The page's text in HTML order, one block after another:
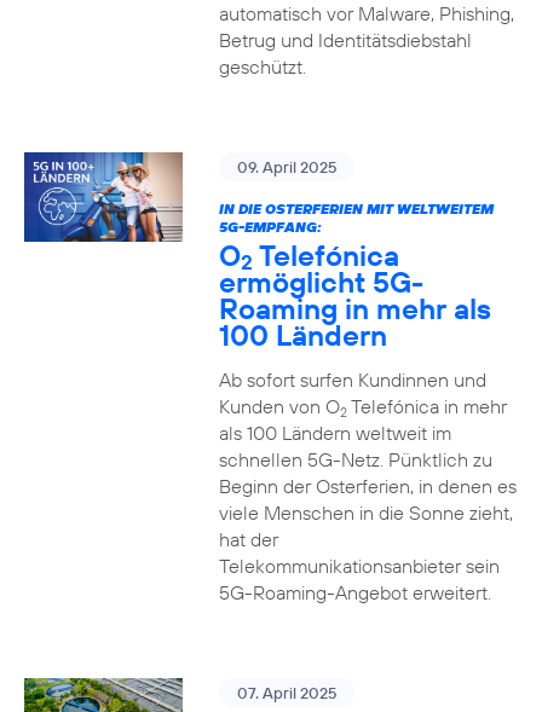
automatisch vor Malware, Phishing,
Betrug und Identitätsdiebstahl
geschützt.
09. April 2025
IN DIE OSTERFERIEN MIT WELTWEITEM
5G-EMPFANG:
O2 Telefónica
ermöglicht 5G-
Roaming in mehr als
100 Ländern
Ab sofort surfen Kundinnen und
Kunden von O2Telefónica in mehr
als 100 Ländern weltweit im
schnellen 5G-Netz. Pünktlich zu
Beginn der Osterferien, in denen es
viele Menschen in die Sonne zieht,
hat der
Telekommunikationsanbieter sein
5G-Roaming-Angebot erweitert.
07. April 2025